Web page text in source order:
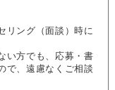
リング（面談）時に
い方でも、応募・書
で、遠慮なくご相談